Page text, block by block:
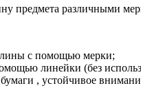
предмета различными
с помощью мерки;
линейки (без
, устойчивое